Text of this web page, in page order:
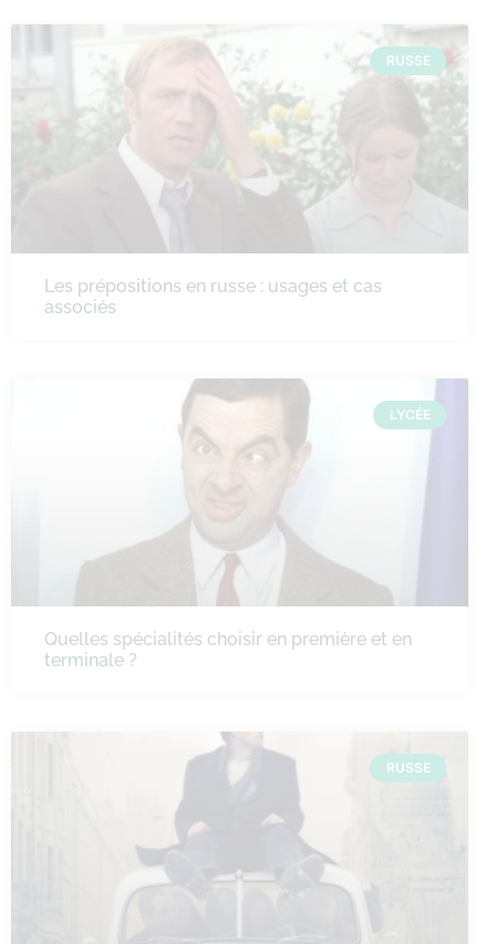
RUSSE
Les prépositions en russe : usages et cas
associés
LYCÉE
Quelles spécialités choisir en première et en
terminale ?
RUSSE